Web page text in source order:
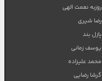
روزبه نعمت الهی
رضا شیری
پازل بند
یوسف زمانی
محمد علیزاده
گرشا رضایی